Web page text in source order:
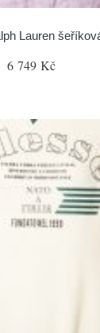
Lauren
6 749 Kč